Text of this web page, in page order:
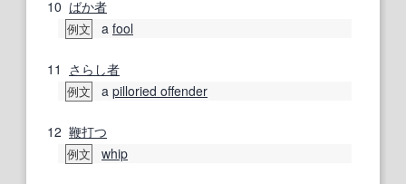
10 ばか者
例文 a fool
11 さらし者
例文 a pilloried offender
12 鞭打つ
例文 whip